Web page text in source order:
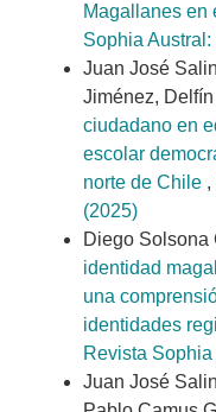
Magallanes en
Sophia
Juan José
Jiménez,
ciudadano en
escolar
norte de Chile ,
(2025)
Diego Solsona
identidad
una
identidades
Revista
Juan José